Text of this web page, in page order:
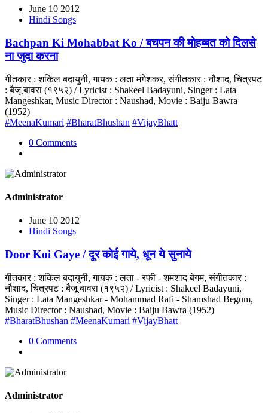
June 10 2012
Hindi Songs
Bachpan Ki Mohabbat Ko / बचपन की मोहब्बत को दिलसे
ना जुदा करना
गीतकार : शकिल बदायुनी, गायक : लता मंगेशकर, संगीतकार : नौशाद, चित्रपट
: बैजू बावरा (१९५२) / Lyricist : Shakeel Badayuni, Singer : Lata
Mangeshkar, Music Director : Naushad, Movie : Baiju Bawra
(1952)
#MeenaKumari #BharatBhushan #VijayBhatt
0 Comments
Administrator
June 10 2012
Hindi Songs
Door Koi Gaye / दूर कोई गाये, धून ये सुनाये
गीतकार : शकिल बदायुनी, गायक : लता - रफी - शमशाद बेगम, संगीतकार :
नौशाद, चित्रपट : बैजू बावरा (१९५२) / Lyricist : Shakeel Badayuni,
Singer : Lata Mangeshkar - Mohammad Rafi - Shamshad Begum,
Music Director : Naushad, Movie : Baiju Bawra (1952)
#BharatBhushan #MeenaKumari #VijayBhatt
0 Comments
Administrator